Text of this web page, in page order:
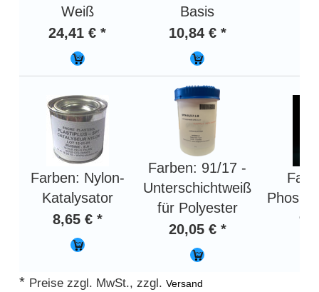
Weiß
24,41 € *
Basis
10,84 € *
Farben: Nylon-
Katalysator
8,65 € *
Farben: 91/17 -
Unterschichtweiß
für Polyester
20,05 € *
* Preise zzgl. MwSt., zzgl.Versand